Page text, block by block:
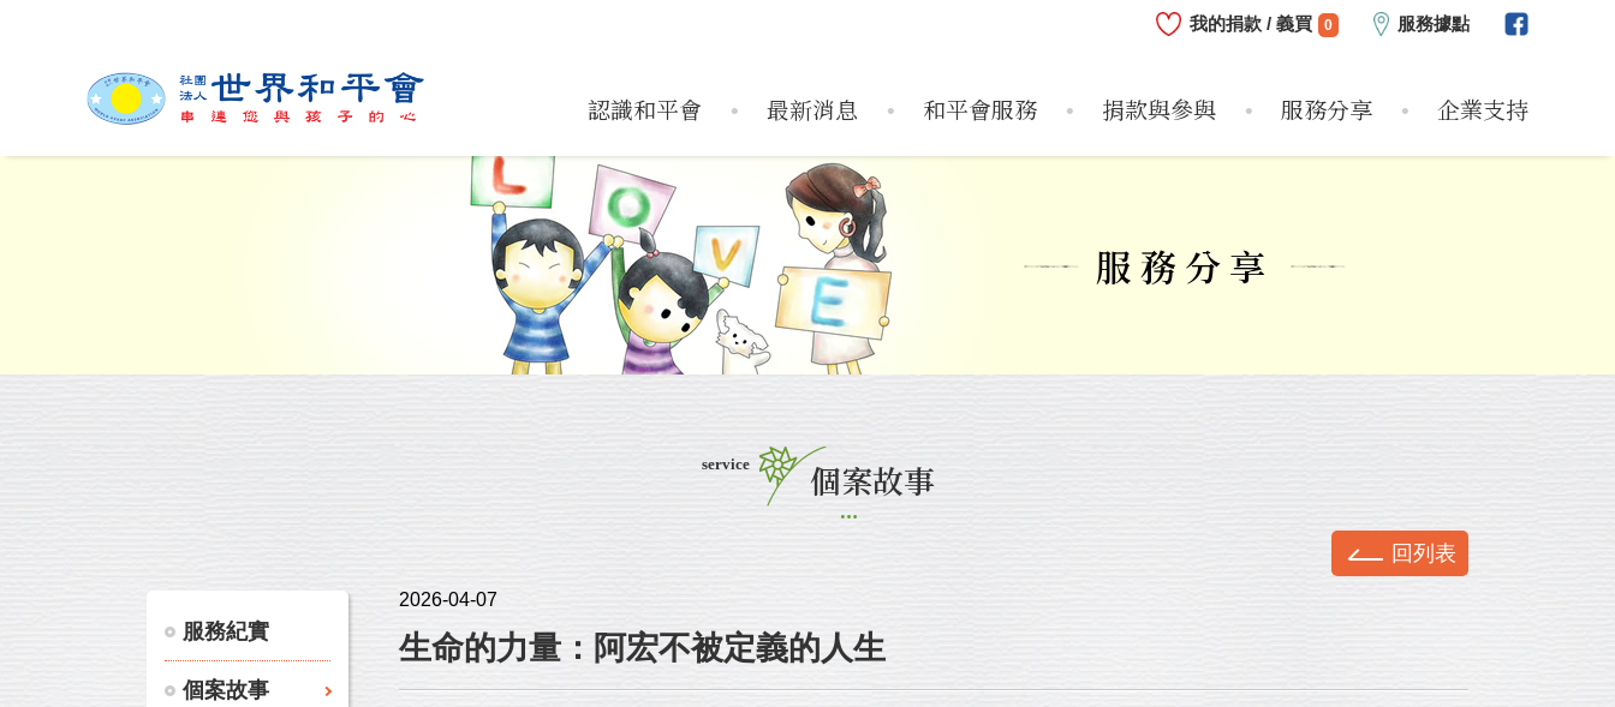
我的捐款 / 義買 0 服務據點
認識和平會
緣起與簡介 組織架構 服務據點 年度報告
最新消息
歷史活動
和平會服務 捐款與參與 服務分享 企業支持
服務分享
service
個案故事
服務紀實
個案故事
回列表
2026-04-07
生命的力量：阿宏不被定義的人生